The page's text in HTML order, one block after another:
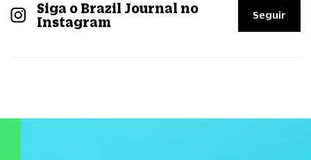
Siga o Brazil Journal no
Instagram
Seguir